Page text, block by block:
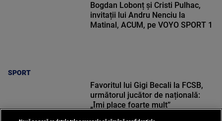
SPORT
Bogdan Lobonț și Cristi Pulhac,
invitații lui Andru Nenciu la
Matinal, ACUM, pe VOYO SPORT 1
Favoritul lui Gigi Becali la FCSB,
următorul jucător de națională:
„Îmi place foarte mult”